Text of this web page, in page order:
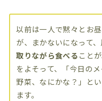
以前は一人で黙々とお
が、まかないになって
取りながら食べる こと
をよそって、「今日の
野菜、なにかな？」と
ます。